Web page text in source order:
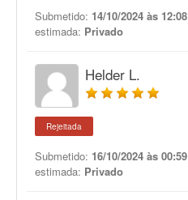
Submetido: 14/10/2024 às 12:08
estimada: Privado
Helder L.
Rejeitada
Submetido: 16/10/2024 às 00:59
estimada: Privado